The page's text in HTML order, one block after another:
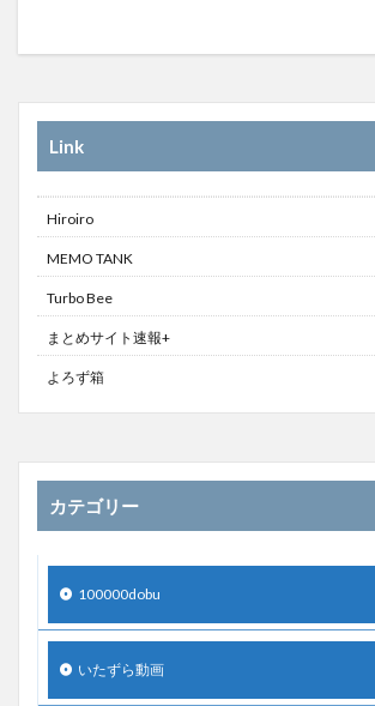
Link
Hiroiro
MEMO TANK
Turbo Bee
まとめサイト速報+
よろず箱
カテゴリー
100000dobu
いたずら動画